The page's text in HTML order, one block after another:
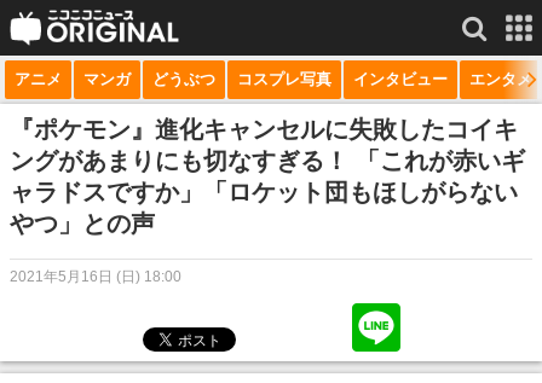
サービス一覧 もっと見る
niconico
動画
生放送
ニュース
マンガ
アニメ マンガ どうぶつ コスプレ写真 インタビュー エンタメ
『ポケモン』進化キャンセルに失敗したコイキ
ングがあまりにも切なすぎる！ 「これが赤いギ
ャラドスですか」「ロケット団もほしがらない
やつ」との声
2021年5月16日 (日) 18:00